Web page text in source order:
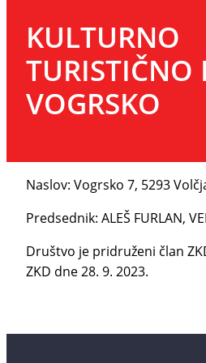
KULTURNO
TURISTIČNO
VOGRSKO
Naslov: Vogrsko 7, 5293
Predsednik: ALEŠ FURLAN,
Društvo je pridruženi član
ZKD dne 28. 9. 2023.